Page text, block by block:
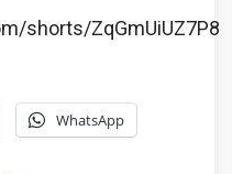
shorts/ZqGmUiUZ7P8
WhatsApp